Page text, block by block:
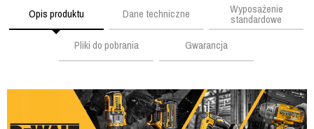
Opis produktu Dane techniczne Wyposażenie
standardowe
Pliki do pobrania
Gwarancja